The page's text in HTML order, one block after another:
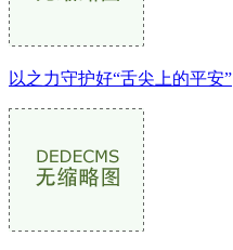
以之力守护好“舌尖上的平安”